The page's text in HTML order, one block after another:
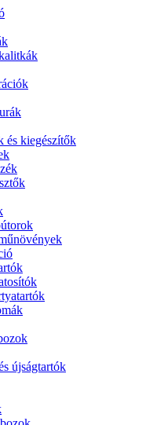
és kiegészítők
újságtartók